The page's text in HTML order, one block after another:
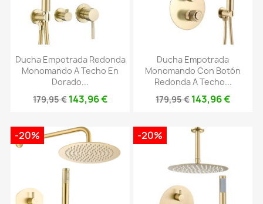
Ducha Empotrada Redonda
Monomando A Techo En
Dorado...
179,95 € 143,96 €
Ducha Empotrada
Monomando Con Botón
Redonda A Techo...
179,95 € 143,96 €
-20% -20%